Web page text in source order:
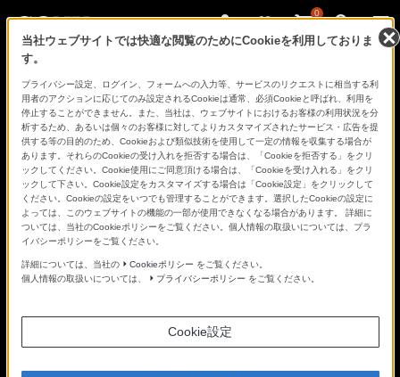
0
あ、
見
た
こ
と
の
な
い
世
界
へ。
α
Universe
当社ウェブサイトでは快適な閲覧のためにCookieを利用しておりま
す。
プライバシー設定、ログイン、フォームへの入力等、サービスのリクエストに相当する利
用者のアクションに応じてのみ設定されるCookieは通常、必須Cookieと呼ばれ、利用を
停止することができません。また、当社は、ウェブサイトにおけるお客様の利用状況を分
析するため、あるいは個々のお客様に対してよりカスタマイズされたサービス・広告を提
供する等の目的のため、Cookieおよび類似技術を使用して一定の情報を収集する場合が
あります。それらのCookieの受け入れを拒否する場合は、「Cookieを拒否する」をクリ
ックしてください。Cookie使用にご同意頂ける場合は、「Cookieを受け入れる」をクリ
ックして下さい。Cookie設定をカスタマイズする場合は「Cookie設定」をクリックして
ください。Cookieの設定をいつでも管理することができます。選択したCookieの設定に
よっては、このウェブサイトの機能の一部が使用できなくなる場合があります。 詳細に
ついては、当社のCookieポリシーをご覧ください。個人情報の取扱いについては、プラ
イバシーポリシーをご覧ください。
詳細については、当社の Cookieポリシー をご覧ください。
個人情報の取扱いについては、
プライバシーポリシー をご覧ください。
Cookie設定